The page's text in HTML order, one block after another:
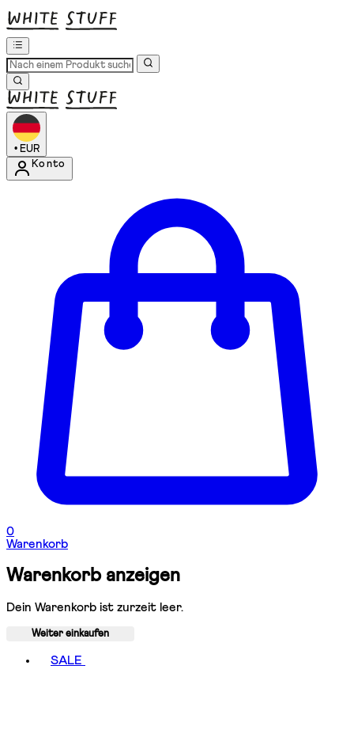
• EUR
Konto
0
Warenkorb
Warenkorb anzeigen
Dein Warenkorb ist zurzeit leer.
Weiter einkaufen
SALE